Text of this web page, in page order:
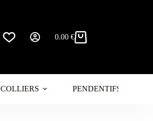
Panier
0.00 €
COLLIERS PENDENTIFS